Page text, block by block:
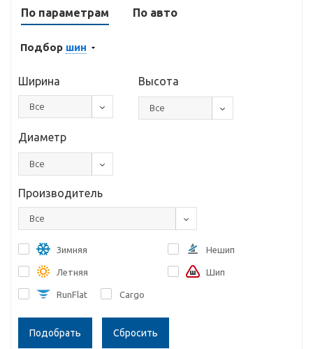
По параметрам По авто
Подбор шин
Ширина
Все
Высота
Все
Диаметр
Все
Производитель
Все
Зимняя
Летняя
RunFlat Cargo
Нешип
Шип
Сбросить